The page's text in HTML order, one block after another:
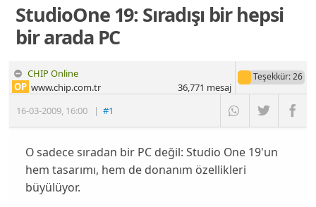
StudioOne 19: Sıradışı bir hepsi
bir arada PC
CHIP Online
16-03-2009, 16:00 |#1
OP www.chip.com.tr
Teşekkür: 26
36,771 mesaj
O sadece sıradan bir PC değil: Studio One 19'un
hem tasarımı, hem de donanım özellikleri
büyülüyor.